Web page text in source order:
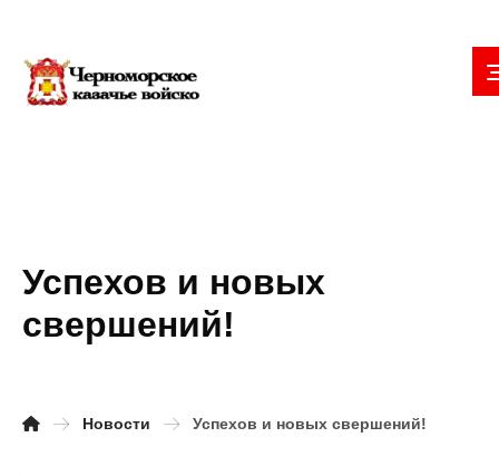
Успехов и новых
свершений!
Новости Успехов и новых свершений!